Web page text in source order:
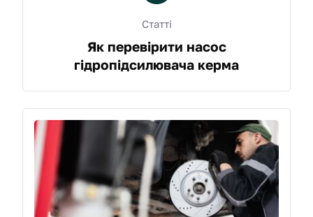
Статті
Як перевірити насос
гідропідсилювача керма